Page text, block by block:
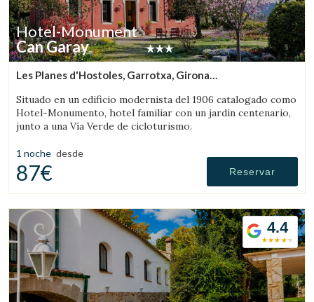
Hotel-Monument
Can Garay
Les Planes d'Hostoles, Garrotxa, Girona
Situado en un edificio modernista del 1906 catalogado como
Hotel-Monumento, hotel familiar con un jardín centenario,
junto a una Vía Verde de cicloturismo.
1 noche desde
87€ Reservar
4.4